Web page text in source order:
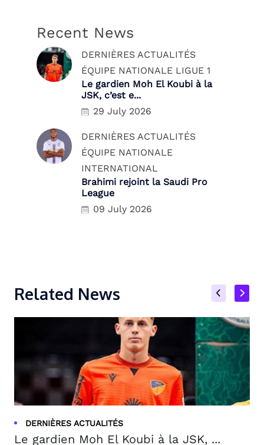
Recent News
DERNIÈRES ACTUALITÉS
ÉQUIPE NATIONALE LIGUE 1
Le gardien Moh El Koubi à la
JSK, c’est e...
29 July 2026
DERNIÈRES ACTUALITÉS
ÉQUIPE NATIONALE
INTERNATIONAL
Brahimi rejoint la Saudi Pro
League
09 July 2026
Related News
DERNIÈRES ACTUALITÉS
Le gardien Moh El Koubi à la JSK, ...